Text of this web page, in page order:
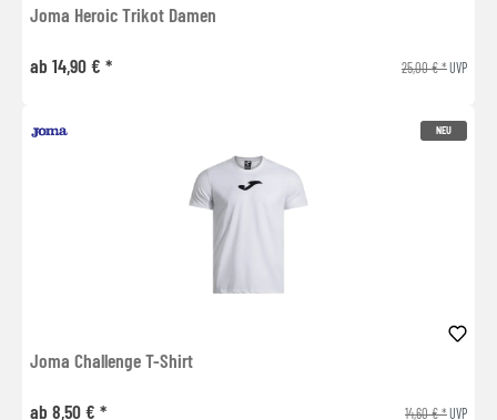
Joma Heroic Trikot Damen
ab 14,90 € * 25,00 € *UVP
NEU
Joma Challenge T-Shirt
ab 8,50 € * 14,60 € *UVP